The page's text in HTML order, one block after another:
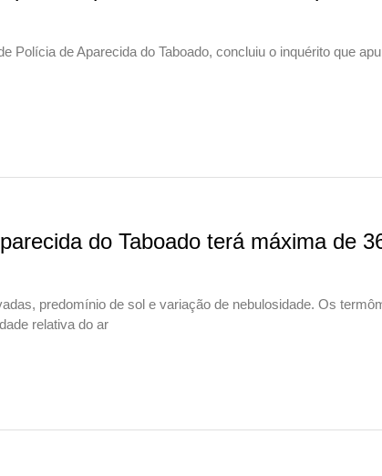
Polícia de Aparecida do Taboado, concluiu o inquérito que
do Taboado terá máxima de
predomínio de sol e variação de nebulosidade. Os
relativa do ar